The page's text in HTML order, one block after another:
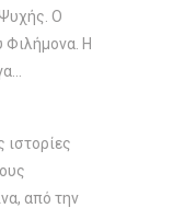
Ο
Φιλήμονα. Η
από την